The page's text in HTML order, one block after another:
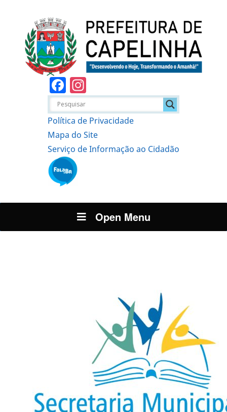
Facebook
Política de Privacidade
Mapa do Site
Serviço de Informação ao Cidadão
Open Menu